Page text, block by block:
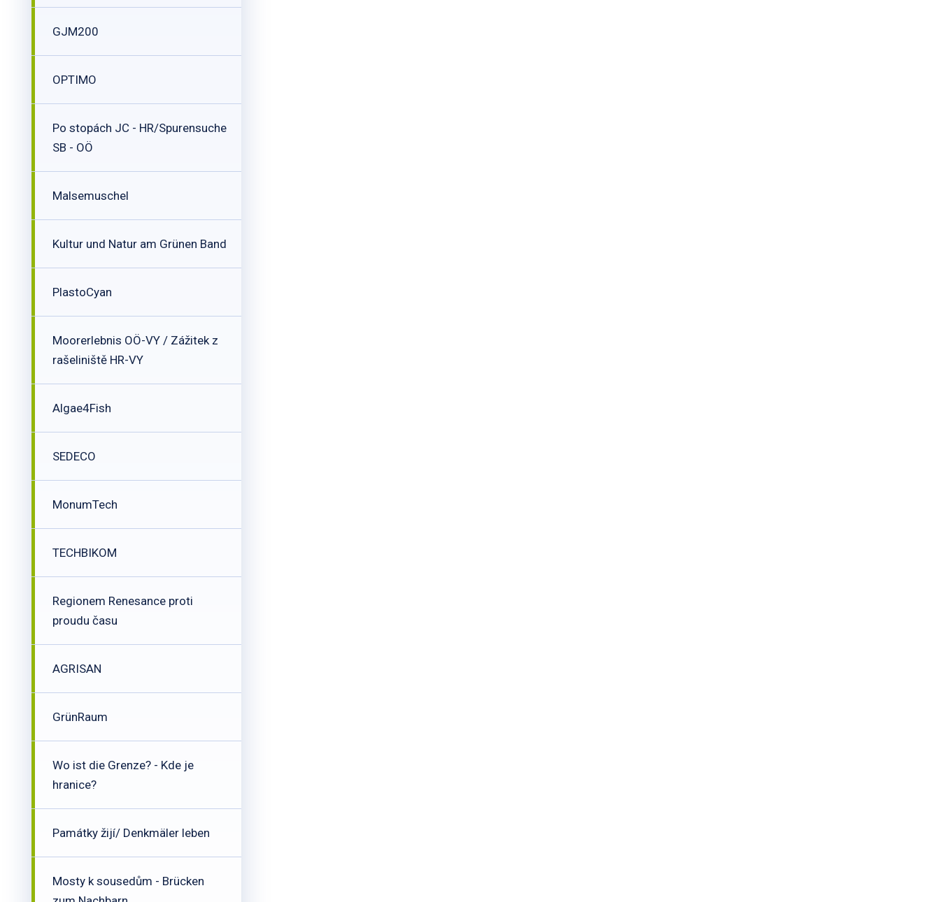
GJM200
OPTIMO
Po stopách JC - HR/Spurensuche
SB - OÖ
Malsemuschel
Kultur und Natur am Grünen Band
PlastoCyan
Moorerlebnis OÖ-VY / Zážitek z
rašeliniště HR-VY
Algae4Fish
SEDECO
MonumTech
TECHBIKOM
Regionem Renesance proti
proudu času
AGRISAN
GrünRaum
Wo ist die Grenze? - Kde je
hranice?
Památky žijí/ Denkmäler leben
Mosty k sousedům - Brücken